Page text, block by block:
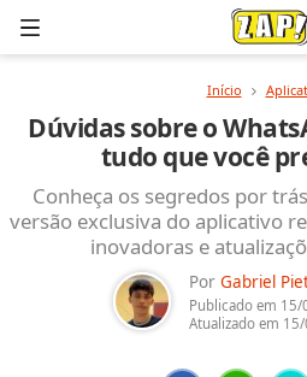
Menu
Início
Dúvidas sobre o
tudo que você
Conheça os segredos por
versão exclusiva do aplicativo
inovadoras e
Por Gabriel
Publicado em 15/
Atualizado em